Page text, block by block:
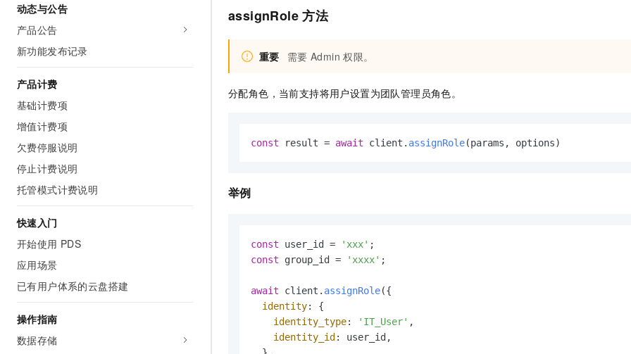
动态与公告
产品公告
新功能发布记录
产品计费
基础计费项
增值计费项
欠费停服说明
停止计费说明
托管模式计费说明
快速入门
开始使用 PDS
应用场景
已有用户体系的云盘搭建
操作指南
数据存储
assignRole 方法
重要 需要 Admin 权限。
分配角色，当前支持将用户设置为团队管理员角色。
const result = await client. assignRole(params, options)
举例
const user_id = 'xxx'
const group_id = 'xxxx' ;
await client. assignRole({
identity: {
identity_type: 'IT_User' ,
identity_id : user_id,
Qwen3-VL-Plus
大模型服务
Happy 系列大模型
AI 应用构建
快速部署 Dify，高效搭建 AI 应用
依托云原生高可用架构,实现Dify私有化部署
10 分钟在聊天系统中增加一个 AI 助手
网络与CDN
安全
数据库
大数据计算
媒体服务
企业服务与云通信
终端用户计算
Serverless
迁移与运维管理
面向分析的企业级SaaS模式云数据仓库
安全
网络
上云与迁云
企业出海
政企业务
最高领取价值200元试用点，立即开启云上创新
1亿+ 大模型 tokens 和 30+ 款产品免费体验
产品新客免费试用，最长12个月
助力企业全员 AI 认知与能力提升
畅捷通
AI空中课堂在线直播课堂（旗舰版）
行业生态解决方案
AI 开发和 AI 应用解决方案
CRM
财税管理
AI 算法大赛
云开发大赛
入门学习赛